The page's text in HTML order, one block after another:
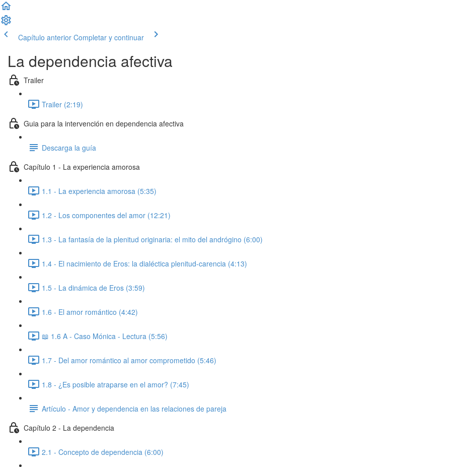
Capítulo anterior Completar y continuar
La dependencia afectiva
Trailer
Trailer (2:19)
Guia para la intervención en dependencia afectiva
Descarga la guía
Capítulo 1 - La experiencia amorosa
1.1 - La experiencia amorosa (5:35)
1.2 - Los componentes del amor (12:21)
1.3 - La fantasía de la plenitud originaria: el mito del andrógino (6:00)
1.4 - El nacimiento de Eros: la dialéctica plenitud-carencia (4:13)
1.5 - La dinámica de Eros (3:59)
1.6 - El amor romántico (4:42)
📖 1.6 A - Caso Mónica - Lectura (5:56)
1.7 - Del amor romántico al amor comprometido (5:46)
1.8 - ¿Es posible atraparse en el amor? (7:45)
Artículo - Amor y dependencia en las relaciones de pareja
Capítulo 2 - La dependencia
2.1 - Concepto de dependencia (6:00)